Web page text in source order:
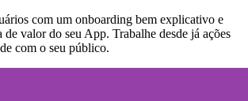
com um onboarding bem explicativo e
de valor do seu App. Trabalhe desde já ações
com o seu público.